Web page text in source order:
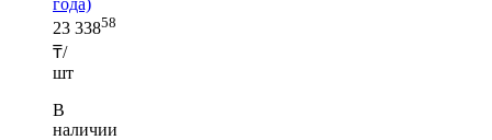
года)
23 33858
₸/
шт
В
наличии